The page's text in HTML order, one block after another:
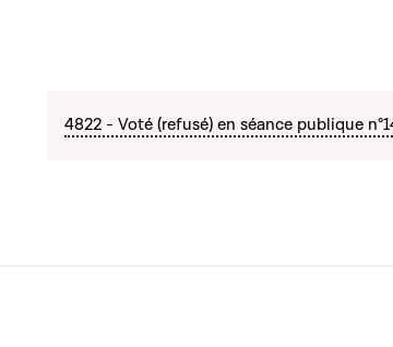
4822 - Voté (refusé) en séance publique